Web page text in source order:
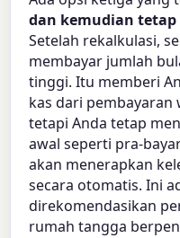
dan kemudian
Setelah rekalkulasi,
membayar jumlah
tinggi. Itu memberi
kas dari pembayaran
tetapi Anda tetap
awal seperti pra-
akan menerapkan
secara otomatis. Ini
direkomendasikan
rumah tangga